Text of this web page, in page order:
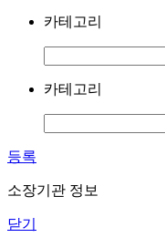
카테고리
카테고리
등록
소장기관 정보
닫기